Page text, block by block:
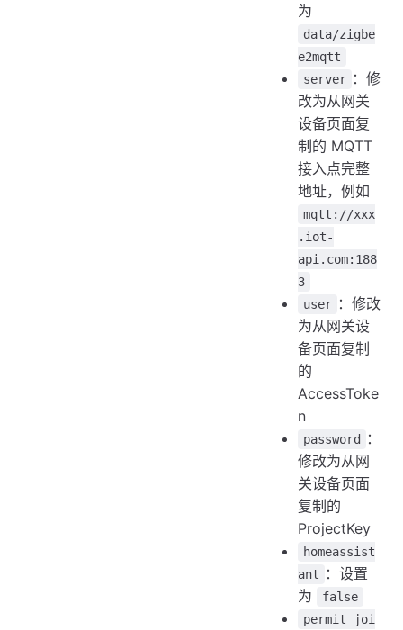
为
data/zigbe
e2mqtt
server ：修
改为从网关
设备页面复
制的 MQTT
接入点完整
地址，例如
mqtt://xxx
.iot-
api.com:188
3
user ：修改
为从网关设
备页面复制
的
AccessToke
n
password
：
修改为从网
关设备页面
复制的
ProjectKey
homeassist
ant
：设置
为
false
permit_joi